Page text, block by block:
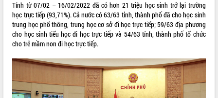
Tính từ 07/02 – 16/02/2022 đã có hơn 21 triệu học sinh trở lại trường
học trực tiếp (93,71%). Cả nước có 63/63 tỉnh, thành phố đã cho học sinh
trung học phổ thông, trung học cơ sở đi học trực tiếp; 59/63 địa phương
cho học sinh tiểu học đi học trực tiếp và 54/63 tỉnh, thành phố tổ chức
cho trẻ mầm non đi học trực tiếp.